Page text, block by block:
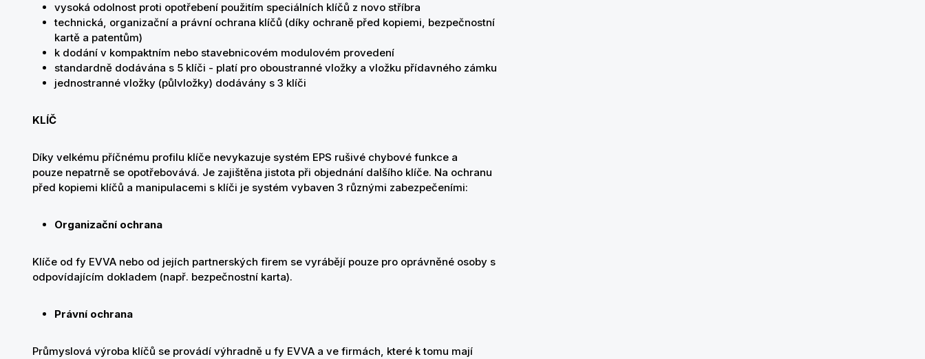
vysoká odolnost proti opotřebení použitím speciálních klíčů z novo stříbra
technická, organizační a právní ochrana klíčů (díky ochraně před kopiemi, bezpečnostní
kartě a patentům)
k dodání v kompaktním nebo stavebnicovém modulovém provedení
standardně dodávána s 5 klíči - platí pro oboustranné vložky a vložku přídavného zámku
jednostranné vložky (půlvložky) dodávány s 3 klíči
KLÍČ
Díky velkému příčnému profilu klíče nevykazuje systém EPS rušivé chybové funkce a
pouze nepatrně se opotřebovává. Je zajištěna jistota při objednání dalšího klíče. Na ochranu
před kopiemi klíčů a manipulacemi s klíči je systém vybaven 3 různými zabezpečeními:
Organizační ochrana
Klíče od fy EVVA nebo od jejích partnerských firem se vyrábějí pouze pro oprávněné osoby s
odpovídajícím dokladem (např. bezpečnostní karta).
Právní ochrana
Průmyslová výroba klíčů se provádí výhradně u fy EVVA a ve firmách, které k tomu mají